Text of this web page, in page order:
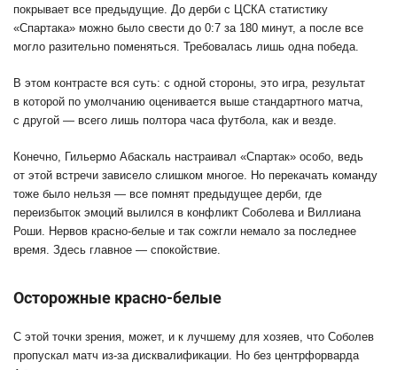
покрывает все предыдущие. До дерби с ЦСКА статистику
«Спартака» можно было свести до 0:7 за 180 минут, а после все
могло разительно поменяться. Требовалась лишь одна победа.
В этом контрасте вся суть: с одной стороны, это игра, результат
в которой по умолчанию оценивается выше стандартного матча,
с другой — всего лишь полтора часа футбола, как и везде.
Конечно, Гильермо Абаскаль настраивал «Спартак» особо, ведь
от этой встречи зависело слишком многое. Но перекачать команду
тоже было нельзя — все помнят предыдущее дерби, где
переизбыток эмоций вылился в конфликт Соболева и Виллиана
Роши. Нервов красно-белые и так сожгли немало за последнее
время. Здесь главное — спокойствие.
Осторожные красно-белые
С этой точки зрения, может, и к лучшему для хозяев, что Соболев
пропускал матч из-за дисквалификации. Но без центрфорварда